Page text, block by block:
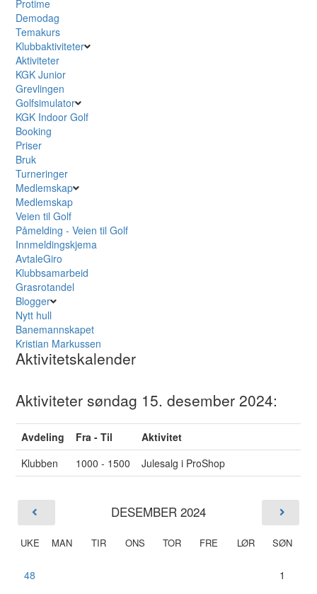
Protime
Demodag
Temakurs
Klubbaktiviteter
Aktiviteter
KGK Junior
Grevlingen
Golfsimulator
KGK Indoor Golf
Booking
Priser
Bruk
Turneringer
Medlemskap
Medlemskap
Veien til Golf
Påmelding - Veien til Golf
Innmeldingskjema
AvtaleGiro
Klubbsamarbeid
Grasrotandel
Blogger
Nytt hull
Banemannskapet
Kristian Markussen
Aktivitetskalender
Aktiviteter søndag 15. desember 2024:
Avdeling Fra - Til
Aktivitet
Klubben
1000 - 1500 Julesalg i ProShop
DESEMBER 2024
UKE MAN TIR ONS TOR FRE LØR SØN
48 1